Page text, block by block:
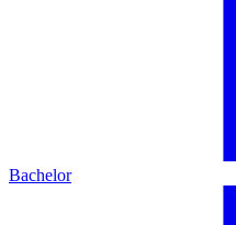
Bachelor